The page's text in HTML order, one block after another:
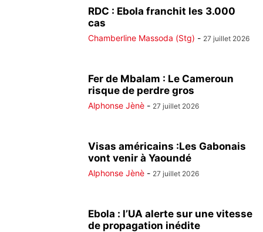
RDC : Ebola franchit les 3.000
cas
Chamberline Massoda (Stg) - 27 juillet 2026
Fer de Mbalam : Le Cameroun
risque de perdre gros
Alphonse Jènè - 27 juillet 2026
Visas américains :Les Gabonais
vont venir à Yaoundé
Alphonse Jènè - 27 juillet 2026
Ebola : l’UA alerte sur une vitesse
de propagation inédite